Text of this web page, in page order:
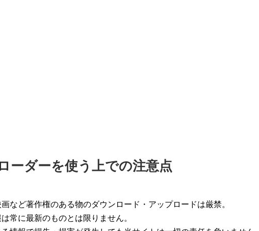
ーダーを使う上での注意点
画など著作権のある物のダウンロード・アップロードは厳禁。
常に最新のものとは限りません。